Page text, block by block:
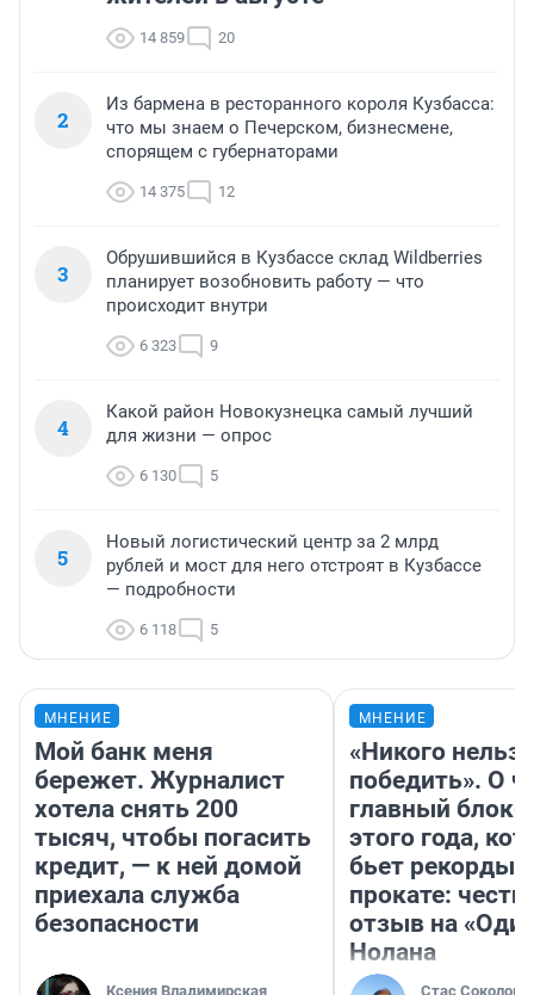
14 859 20
2
Из бармена в ресторанного короля Кузбасса:
что мы знаем о Печерском, бизнесмене,
спорящем с губернаторами
14 375 12
3
Обрушившийся в Кузбассе склад Wildberries
планирует возобновить работу — что
происходит внутри
6 323 9
4
Какой район Новокузнецка самый лучший
для жизни — опрос
6 130 5
5
Новый логистический центр за 2 млрд
рублей и мост для него отстроят в Кузбассе
— подробности
6 118 5
МНЕНИЕ
Мой банк меня
бережет. Журналист
хотела снять 200
тысяч, чтобы погасить
кредит, — к ней домой
приехала служба
безопасности
Ксения Владимирская
МНЕНИЕ
«Никого нельзя
победить». О
главный
этого года,
бьет рекорды в
прокате:
отзыв на
Нолана
Стас Соколов